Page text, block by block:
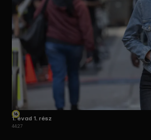
1. évad 1. rész
44:27